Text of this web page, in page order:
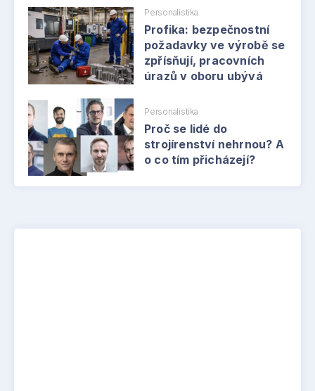
Personalistika
Profika: bezpečnostní
požadavky ve výrobě se
zpřísňují, pracovních
úrazů v oboru ubývá
Personalistika
Proč se lidé do
strojírenství nehrnou? A
o co tím přicházejí?